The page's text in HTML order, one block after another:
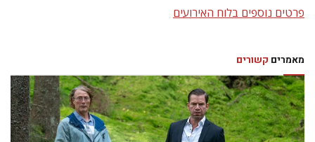
פרטים נוספים בלוח האירועים
מאמרים קשורים